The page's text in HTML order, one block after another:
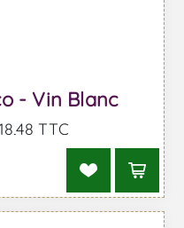
- Vin Blanc
TTC